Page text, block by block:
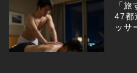
「
47都
ッサ